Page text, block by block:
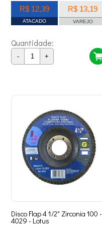
R$ 12,39
ATACADO
R$ 13,19
VAREJO
Quantidade:
- +
Disco Flap 4 1/2" Zirconia 100 -
4029 - Lotus